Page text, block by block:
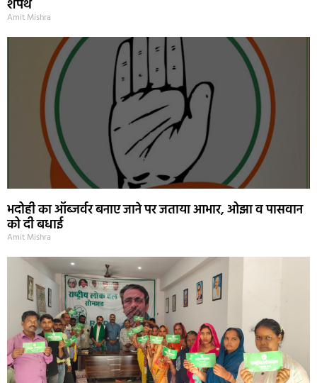
शपथ
Amit Mishra
भदोही का ऑब्जर्वर बनाए जाने पर जताया आभार, ओझा व पासवान
को दी बधाई
Amit Mishra